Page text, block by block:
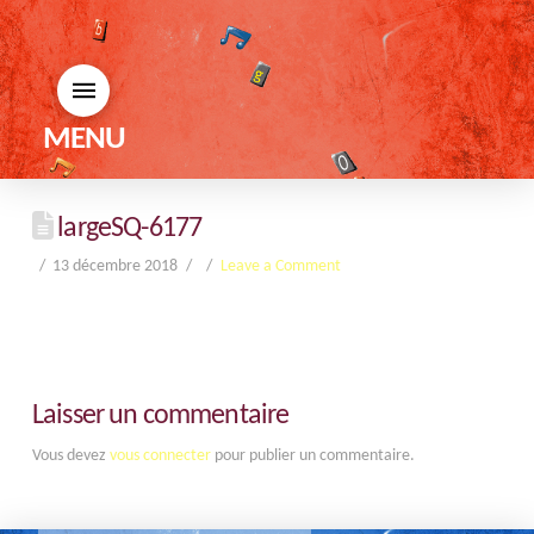
MENU
largeSQ-6177
13 décembre 2018 Leave a Comment
Laisser un commentaire
Vous devez vous connecterpour publier un commentaire.